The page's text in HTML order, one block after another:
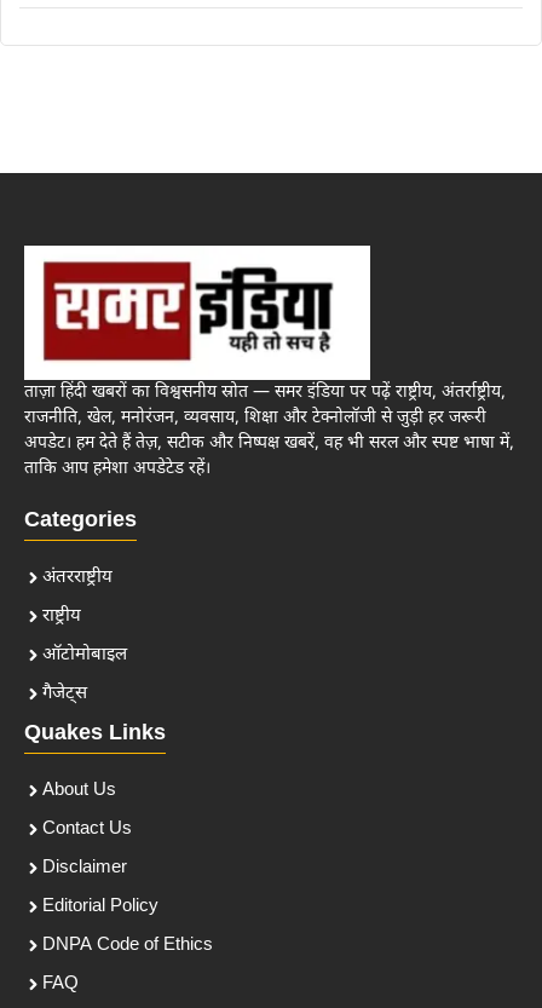
ताज़ा हिंदी खबरों का विश्वसनीय स्रोत — समर इंडिया पर पढ़ें राष्ट्रीय, अंतर्राष्ट्रीय,
राजनीति, खेल, मनोरंजन, व्यवसाय, शिक्षा और टेक्नोलॉजी से जुड़ी हर जरूरी
अपडेट। हम देते हैं तेज़, सटीक और निष्पक्ष खबरें, वह भी सरल और स्पष्ट भाषा में,
ताकि आप हमेशा अपडेटेड रहें।
Categories
अंतरराष्ट्रीय
राष्ट्रीय
ऑटोमोबाइल
गैजेट्स
Quakes Links
About Us
Contact Us
Disclaimer
Editorial Policy
DNPA Code of Ethics
FAQ